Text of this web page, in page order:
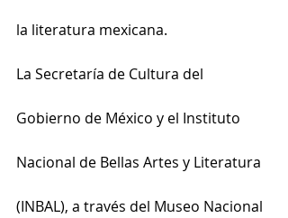
la literatura mexicana.
La Secretaría de Cultura del
Gobierno de México y el Instituto
Nacional de Bellas Artes y Literatura
(INBAL), a través del Museo Nacional